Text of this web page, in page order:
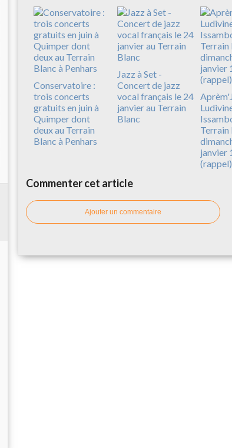
Conservatoire :
trois concerts
gratuits en juin à
Quimper dont
deux au Terrain
Blanc à Penhars
Jazz à Set -
Concert de jazz
vocal français le 24
janvier au Terrain
Blanc
Terrain
janvier
(rappel)
Commenter cet article
Ajouter un commentaire